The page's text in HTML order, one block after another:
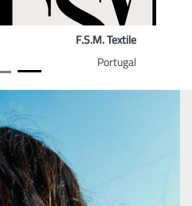
F.S.M. Textile
Portugal